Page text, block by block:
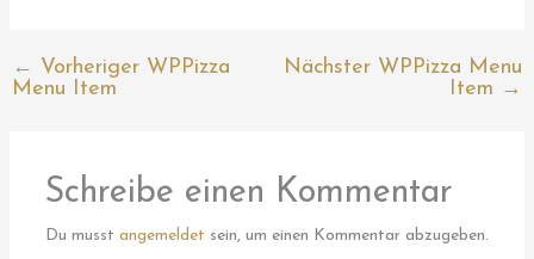
← Vorheriger WPPizza
Menu Item
Nächster WPPizza Menu
Item →
Schreibe einen Kommentar
Du musst angemeldet sein, um einen Kommentar abzugeben.